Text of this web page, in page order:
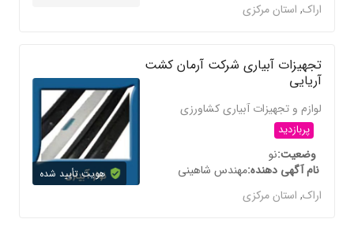
اراک,استان مرکزی
تجهیزات آبیاری شرکت آرمان کشت
آریایی
لوازم و تجهیزات آبیاری کشاورزی
پربازدید
وضعیتنو
نام آگهی دهندهمهندس شاهینی
اراک,استان مرکزی
هویت تأیید شده